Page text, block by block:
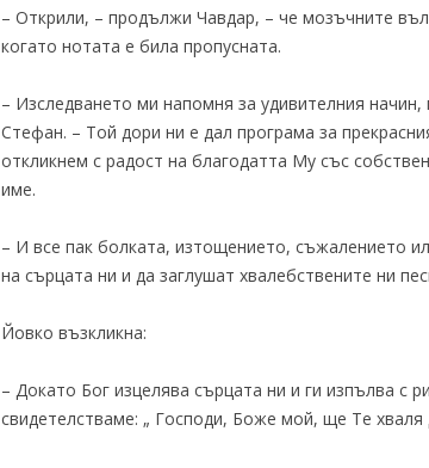
– Открили, – продължи Чавдар, – че мозъчните
когато нотата е била пропусната.
– Изследването ми напомня за удивителния
Стефан. – Той дори ни е дал програма за
откликнем с радост на благодатта Му със
име.
– И все пак болката, изтощението, съжалението
на сърцата ни и да заглушат хвалебствените ни
Йовко възкликна:
– Докато Бог изцелява сърцата ни и ги изпълва с
свидетелстваме: „ Господи, Боже мой, ще Те хваля